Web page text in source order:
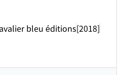
bleu éditions[2018]